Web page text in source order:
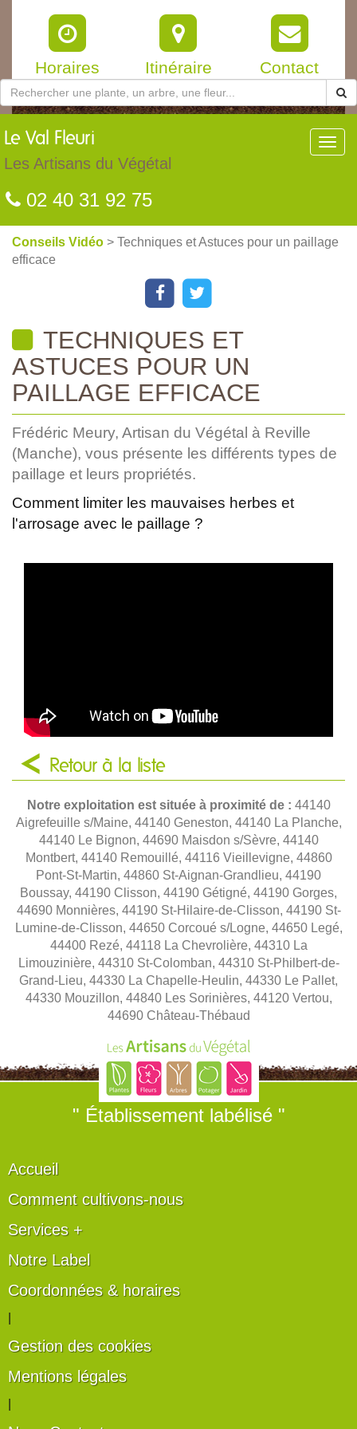
Horaires Itinéraire Contact
Le Val Fleuri
Les Artisans du Végétal
02 40 31 92 75
Conseils Vidéo > Techniques et Astuces pour un paillage
efficace
TECHNIQUES ET
ASTUCES POUR UN
PAILLAGE EFFICACE
Frédéric Meury, Artisan du Végétal à Reville
(Manche), vous présente les différents types de
paillage et leurs propriétés.
Comment limiter les mauvaises herbes et
l'arrosage avec le paillage ?
Retour à la liste
Notre exploitation est située à proximité de : 44140
Aigrefeuille s/Maine, 44140 Geneston, 44140 La Planche,
44140 Le Bignon, 44690 Maisdon s/Sèvre, 44140
Montbert, 44140 Remouillé, 44116 Vieillevigne, 44860
Pont-St-Martin, 44860 St-Aignan-Grandlieu, 44190
Boussay, 44190 Clisson, 44190 Gétigné, 44190 Gorges,
44690 Monnières, 44190 St-Hilaire-de-Clisson, 44190 St-
Lumine-de-Clisson, 44650 Corcoué s/Logne, 44650 Legé,
44400 Rezé, 44118 La Chevrolière, 44310 La
Limouzinière, 44310 St-Colomban, 44310 St-Philbert-de-
Grand-Lieu, 44330 La Chapelle-Heulin, 44330 Le Pallet,
44330 Mouzillon, 44840 Les Sorinières, 44120 Vertou,
44690 Château-Thébaud
" Établissement labélisé "
Accueil
Comment cultivons-nous
Services +
Notre Label
Coordonnées & horaires
Gestion des cookies
Mentions légales